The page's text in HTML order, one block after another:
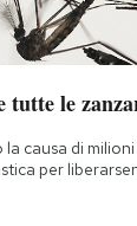
tutte le
causa di
per